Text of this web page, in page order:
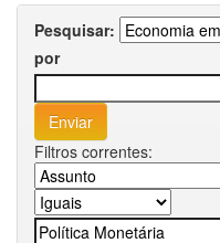
Pesquisar:
por
Filtros correntes: